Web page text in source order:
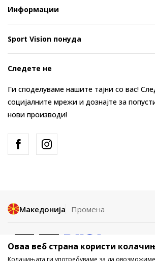
Информации
Sport Vision понуда
Следете не
Ги споделуваме нашите тајни со вас!
социјалните мрежи и дознајте за
нови производи!
Македонија Промена
Оваа веб страна користи
Колачињата ги употребуваме за да